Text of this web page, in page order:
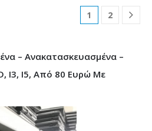
1 2
– Ανακατασκευασμένα –
I3, I5, Από 80 Ευρώ Με